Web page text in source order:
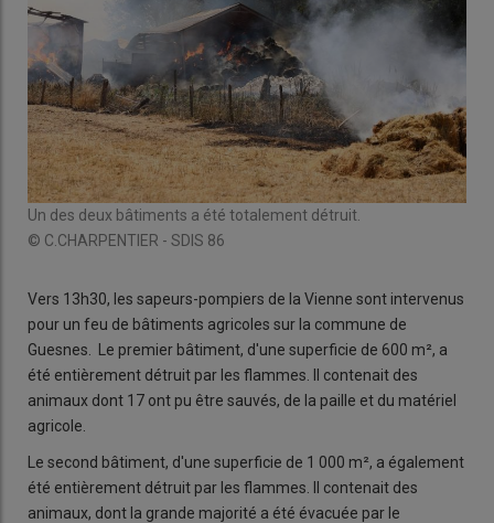
Un des deux bâtiments a été totalement détruit.
© C.CHARPENTIER - SDIS 86
Vers 13h30, les sapeurs-pompiers de la Vienne sont intervenus
pour un feu de bâtiments agricoles sur la commune de
Guesnes. Le premier bâtiment, d'une superficie de 600 m², a
été entièrement détruit par les flammes. Il contenait des
animaux dont 17 ont pu être sauvés, de la paille et du matériel
agricole.
Le second bâtiment, d'une superficie de 1 000 m², a également
été entièrement détruit par les flammes. Il contenait des
animaux, dont la grande majorité a été évacuée par le